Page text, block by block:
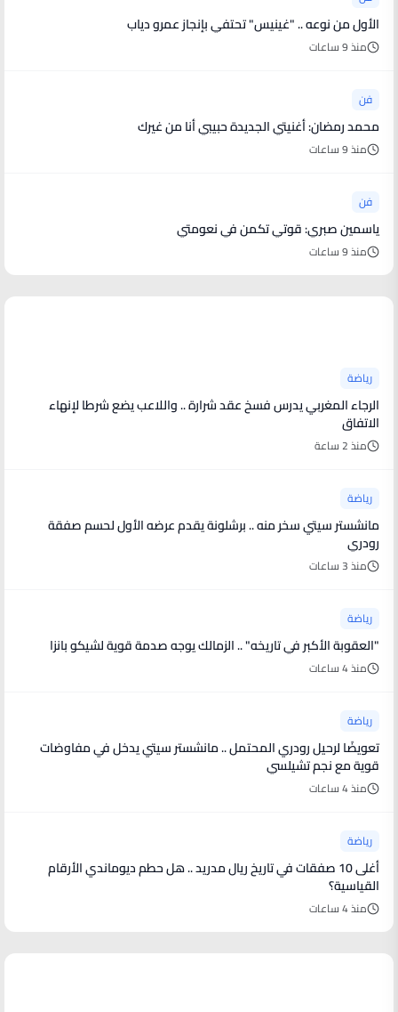
الأول من نوعه .. "غينيس" تحتفي بإنجاز عمرو دياب
منذ 9 ساعات
فن
محمد رمضان: أغنيتي الجديدة حبيبي أنا من غيرك
منذ 9 ساعات
فن
ياسمين صبري: قوتي تكمن في نعومتي
منذ 9 ساعات
رياضة
الرجاء المغربي يدرس فسخ عقد شرارة .. واللاعب يضع شرطا لإنهاء
الاتفاق
منذ 2 ساعة
رياضة
مانشستر سيتي سخر منه .. برشلونة يقدم عرضه الأول لحسم صفقة
رودري
منذ 3 ساعات
رياضة
"العقوبة الأكبر في تاريخه" .. الزمالك يوجه صدمة قوية لشيكو بانزا
منذ 4 ساعات
رياضة
تعويضًا لرحيل رودري المحتمل .. مانشستر سيتي يدخل في مفاوضات
قوية مع نجم تشيلسي
منذ 4 ساعات
رياضة
أغلى 10 صفقات في تاريخ ريال مدريد .. هل حطم ديوماندي الأرقام
القياسية؟
منذ 4 ساعات